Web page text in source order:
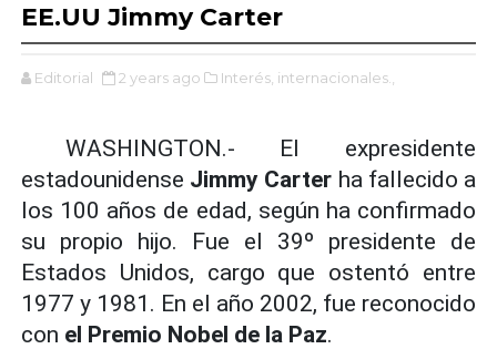
EE.UU Jimmy Carter
Editorial 2 years ago Interés, internacionales.,
WASHINGTON.- El expresidente
estadounidense Jimmy Carter ha fallecido a
los 100 años de edad, según ha confirmado
su propio hijo. Fue el 39º presidente de
Estados Unidos, cargo que ostentó entre
1977 y 1981. En el año 2002, fue reconocido
con el Premio Nobel de la Paz.